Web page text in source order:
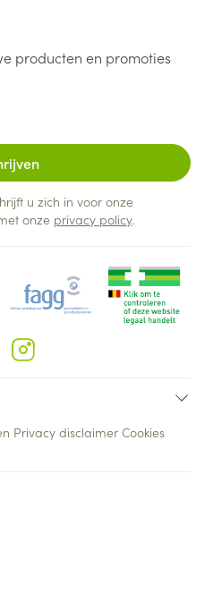
producten en promoties
u zich in voor onze
onze privacy policy.
Privacy disclaimer Cookies